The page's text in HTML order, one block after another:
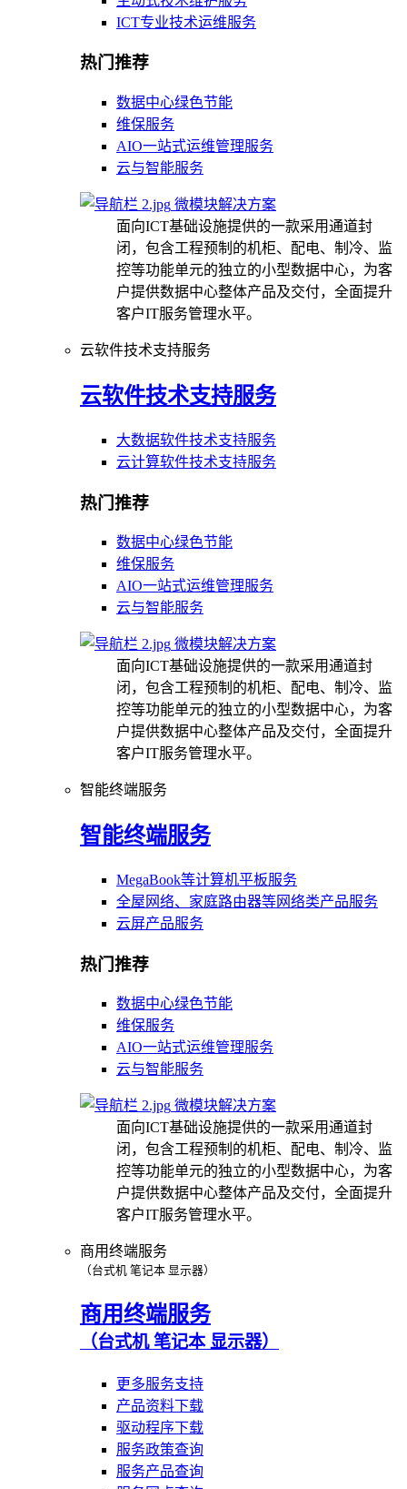
ICT专业技术运维服务
热门推荐
数据中心绿色节能
维保服务
AIO一站式运维管理服务
云与智能服务
微模块解决方案
面向ICT基础设施提供的一款采用通道封
闭，包含工程预制的机柜、配电、制冷、监
控等功能单元的独立的小型数据中心，为客
户提供数据中心整体产品及交付，全面提升
客户IT服务管理水平。
云软件技术支持服务
云软件技术支持服务
大数据软件技术支持服务
云计算软件技术支持服务
热门推荐
数据中心绿色节能
维保服务
AIO一站式运维管理服务
云与智能服务
微模块解决方案
面向ICT基础设施提供的一款采用通道封
闭，包含工程预制的机柜、配电、制冷、监
控等功能单元的独立的小型数据中心，为客
户提供数据中心整体产品及交付，全面提升
客户IT服务管理水平。
智能终端服务
智能终端服务
MegaBook等计算机平板服务
全屋网络、家庭路由器等网络类产品服务
云屏产品服务
热门推荐
数据中心绿色节能
维保服务
AIO一站式运维管理服务
云与智能服务
微模块解决方案
面向ICT基础设施提供的一款采用通道封
闭，包含工程预制的机柜、配电、制冷、监
控等功能单元的独立的小型数据中心，为客
户提供数据中心整体产品及交付，全面提升
客户IT服务管理水平。
商用终端服务
（台式机 笔记本 显示器）
商用终端服务
（台式机 笔记本 显示器）
更多服务支持
产品资料下载
驱动程序下载
服务政策查询
服务产品查询